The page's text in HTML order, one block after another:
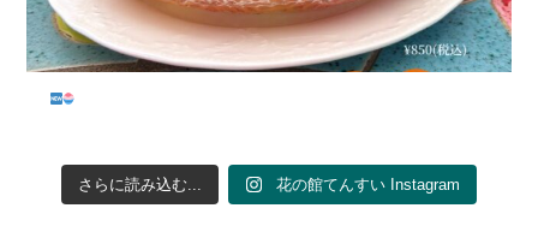
さらに読み込む... 花の館てんすい Instagram